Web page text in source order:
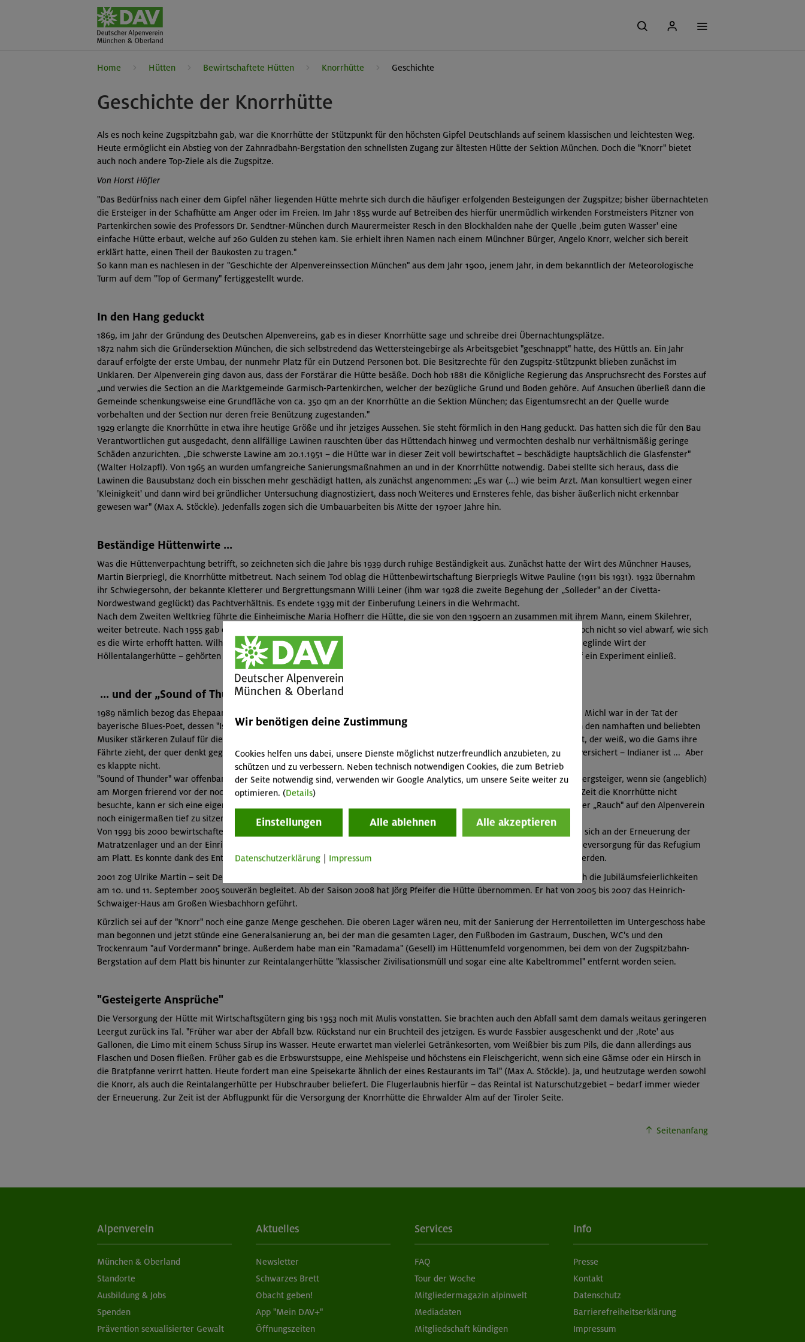
Home Hütten Bewirtschaftete Hütten Knorrhütte Geschichte
Geschichte der Knorrhütte
Als es noch keine Zugspitzbahn gab, war die Knorrhütte der Stützpunkt für den höchsten Gipfel Deutschlands auf seinem klassischen und leichtesten Weg.
Heute ermöglicht ein Abstieg von der Zahnradbahn-Bergstation den schnellsten Zugang zur ältesten Hütte der Sektion München. Doch die "Knorr" bietet
auch noch andere Top-Ziele als die Zugspitze.
Von Horst Höfler
"Das Bedürfniss nach einer dem Gipfel näher liegenden Hütte mehrte sich durch die häufiger erfolgenden Besteigungen der Zugspitze; bisher übernachteten
die Ersteiger in der Schafhütte am Anger oder im Freien. Im Jahr 1855 wurde auf Betreiben des hierfür unermüdlich wirkenden Forstmeisters Pitzner von
Partenkirchen sowie des Professors Dr. Sendtner-München durch Maurermeister Resch in den Blockhalden nahe der Quelle ,beim guten Wasser' eine
einfache Hütte erbaut, welche auf 260 Gulden zu stehen kam. Sie erhielt ihren Namen nach einem Münchner Bürger, Angelo Knorr, welcher sich bereit
erklärt hatte, einen Theil der Baukosten zu tragen."
So kann man es nachlesen in der "Geschichte der Alpenvereinssection München" aus dem Jahr 1900, jenem Jahr, in dem bekanntlich der Meteorologische
Turm auf dem "Top of Germany" fertiggestellt wurde.
In den Hang geduckt
1869, im Jahr der Gründung des Deutschen Alpenvereins, gab es in dieser Knorrhütte sage und schreibe drei Übernachtungsplätze.
1872 nahm sich die Gründersektion München, die sich selbstredend das Wettersteingebirge als Arbeitsgebiet "geschnappt" hatte, des Hüttls an. Ein Jahr
darauf erfolgte der erste Umbau, der nunmehr Platz für ein Dutzend Personen bot. Die Besitzrechte für den Zugspitz-Stützpunkt blieben zunächst im
Unklaren. Der Alpenverein ging davon aus, dass der Forstärar die Hütte besäße. Doch hob 1881 die Königliche Regierung das Anspruchsrecht des Forstes auf
„und verwies die Section an die Marktgemeinde Garmisch-Partenkirchen, welcher der bezügliche Grund und Boden gehöre. Auf Ansuchen überließ dann die
Gemeinde schenkungsweise eine Grundfläche von ca. 350 qm an der Knorrhütte an die Sektion München; das Eigentumsrecht an der Quelle wurde
vorbehalten und der Section nur deren freie Benützung zugestanden."
1929 erlangte die Knorrhütte in etwa ihre heutige Größe und ihr jetziges Aussehen. Sie steht förmlich in den Hang geduckt. Das hatten sich die für den Bau
Verantwortlichen gut ausgedacht, denn allfällige Lawinen rauschten über das Hüttendach hinweg und vermochten deshalb nur verhältnismäßig geringe
Schäden anzurichten. „Die schwerste Lawine am 20.1.1951 – die Hütte war in dieser Zeit voll bewirtschaftet – beschädigte hauptsächlich die Glasfenster"
(Walter Holzapfl). Von 1965 an wurden umfangreiche Sanierungsmaßnahmen an und in der Knorrhütte notwendig. Dabei stellte sich heraus, dass die
Lawinen die Bausubstanz doch ein bisschen mehr geschädigt hatten, als zunächst angenommen: „Es war (...) wie beim Arzt. Man konsultiert wegen einer
'Kleinigkeit' und dann wird bei gründlicher Untersuchung diagnostiziert, dass noch Weiteres und Ernsteres fehle, das bisher äußerlich nicht erkennbar
gewesen war" (Max A. Stöckle). Jedenfalls zogen sich die Umbauarbeiten bis Mitte der 1970er Jahre hin.
Beständige Hüttenwirte ...
Was die Hüttenverpachtung betrifft, so zeichneten sich die Jahre bis 1939 durch ruhige Beständigkeit aus. Zunächst hatte der Wirt des Münchner Hauses,
Martin Bierpriegl, die Knorrhütte mitbetreut. Nach seinem Tod oblag die Hüttenbewirtschaftung Bierpriegls Witwe Pauline (1911 bis 1931). 1932 übernahm
ihr Schwiegersohn, der bekannte Kletterer und Bergrettungsmann Willi Leiner (ihm war 1928 die zweite Begehung der „Solleder" an der Civetta-
Nordwestwand geglückt) das Pachtverhältnis. Es endete 1939 mit der Einberufung Leiners in die Wehrmacht.
Nach dem Zweiten Weltkrieg führte die Einheimische Maria Hofherr die Hütte, die sie von den 1950ern an zusammen mit ihrem Mann, einem Skilehrer,
weiter betreute. Nach 1955 gab es kürzere Pächterwechsel insbesondere deshalb, weil die Bewirtschaftung finanziell eben doch nicht so viel abwarf, wie sich
es die Wirte erhofft hatten. Wilhelm Schmutterer (1960 bis 1966) und Richard Prommer (1979 bis 1987)
später mit seiner Sieglinde Wirt der
Höllentalangerhütte – gehörten dann wieder zu den "ruhenden Polen" des Knorrhütte-Betriebs, ehe sich die Sektion 1989 auf ein Experiment einließ.
... und der „Sound of Thunder"
1989 nämlich bezog das Ehepaar Michl die Knorrhütte. Eva Michl hatte vordem die Knappenhäuser bewirtschaftet, und Willy Michl war in der Tat der
bayerische Blues-Poet, dessen "Isarflimmern" immer noch verzaubern kann. Fraglos hatte man sich mit der Pachtvergabe an den namhaften und beliebten
Musiker stärkeren Zulauf für die Knorrhütte erhofft. Und Willy Michl ist ja einer, der im Einklang mit der Natur lebte und lebt, der weiß, wo die Gams ihre
Fährte zieht, der quer denkt gegenüber der leichtfertigen und zunehmenden Vertechnisierung im Ödland, und der– wie er versichert – Indianer ist ... Aber
es klappte nicht.
"Sound of Thunder" war offenbar kein Hüttenwirt, wie man ihn sich für eine Alpenvereins-Schutzhütte vorstellt und wie ihn Bergsteiger, wenn sie (angeblich)
am Morgen frierend vor der noch verschlossenen Hütte standen, erwarteten. Da der Schreiber dieser Zeilen während jener Zeit die Knorrhütte nicht
besuchte, kann er sich eine eigene Meinung über die damaligen Geschehnisse nicht anmaßen. Bei Willy Michl aber scheint der „Rauch" auf den Alpenverein
noch einigermaßen tief zu sitzen ...
Von 1993 bis 2000 bewirtschafteten Marion Becker und Jürgen Stoll das Schutzhaus. Mit großem Engagement beteiligten sie sich an der Erneuerung der
Matratzenlager und an der Einrichtung von Zimmerlagern. Seit September 1999 existiert, wenn man so will, die Ideal-Energieversorgung für das Refugium
am Platt. Es konnte dank des Entgegenkommens der Bayerischen Zugspitzbahn an die Tal-Stromversorgung angeschlossen werden.
2001 zog Ulrike Martin – seit Dezember 2004 mit Hans Barensteiner verheiratet – als Wirtin der Knorrhütte auf und hat auch die Jubiläumsfeierlichkeiten
am 10. und 11. September 2005 souverän begleitet. Ab der Saison 2008 hat Jörg Pfeifer die Hütte übernommen. Er hat von 2005 bis 2007 das Heinrich-
Schwaiger-Haus am Großen Wiesbachhorn geführt.
Kürzlich sei auf der "Knorr" noch eine ganze Menge geschehen. Die oberen Lager wären neu, mit der Sanierung der Herrentoiletten im Untergeschoss habe
man begonnen und jetzt stünde eine Generalsanierung an, bei der man die gesamten Lager, den Fußboden im Gastraum, Duschen, WC's und den
Trockenraum "auf Vordermann" bringe. Außerdem habe man ein "Ramadama" (Gesell) im Hüttenumfeld vorgenommen, bei dem von der Zugspitzbahn-
Bergstation auf dem Platt bis hinunter zur Reintalangerhütte "klassischer Zivilisationsmüll und sogar eine alte Kabeltrommel" entfernt worden seien.
"Gesteigerte Ansprüche"
Die Versorgung der Hütte mit Wirtschaftsgütern ging bis 1953 noch mit Mulis vonstatten. Sie brachten auch den Abfall samt dem damals weitaus geringeren
Leergut zurück ins Tal. "Früher war aber der Abfall bzw. Rückstand nur ein Bruchteil des jetzigen. Es wurde Fassbier ausgeschenkt und der ,Rote' aus
Gallonen, die Limo mit einem Schuss Sirup ins Wasser. Heute erwartet man vielerlei Getränkesorten, vom Weißbier bis zum Pils, die dann allerdings aus
Flaschen und Dosen fließen. Früher gab es die Erbswurstsuppe, eine Mehlspeise und höchstens ein Fleischgericht, wenn sich eine Gämse oder ein Hirsch in
die Bratpfanne verirrt hatten. Heute fordert man eine Speisekarte ähnlich der eines Restaurants im Tal" (Max A. Stöckle). Ja, und heutzutage werden sowohl
die Knorr, als auch die Reintalangerhütte per Hubschrauber beliefert. Die Flugerlaubnis hierfür – das Reintal ist Naturschutzgebiet – bedarf immer wieder
der Erneuerung. Zur Zeit ist der Abflugpunkt für die Versorgung der Knorrhütte die Ehrwalder Alm auf der Tiroler Seite.
Seitenanfang
Alpenverein
München & Oberland
Standorte
Ausbildung & Jobs
Spenden
Prävention sexualisierter Gewalt
Aktuelles
Newsletter
Schwarzes Brett
Obacht geben!
App "Mein DAV+"
Öffnungszeiten
Services
FAQ
Tour der Woche
Mitgliedermagazin alpinwelt
Mediadaten
Mitgliedschaft kündigen
Info
Presse
Kontakt
Datenschutz
Barrierefreiheitserklärung
Impressum
Wir benötigen deine Zustimmung
Cookies helfen uns dabei, unsere Dienste möglichst nutzerfreundlich anzubieten, zu
schützen und zu verbessern. Neben technisch notwendigen Cookies, die zum Betrieb
der Seite notwendig sind, verwenden wir Google Analytics, um unsere Seite weiter zu
optimieren. (Details)
Einstellungen Alle ablehnen Alle akzeptieren
Datenschutzerklärung | Impressum